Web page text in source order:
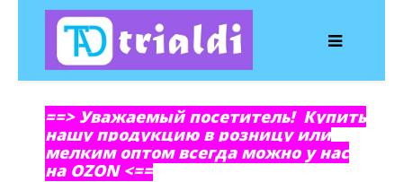
==> Уважаемый посетитель! Купить
нашу продукцию в розницу или
мелким оптом всегда можно у нас
на OZON <==